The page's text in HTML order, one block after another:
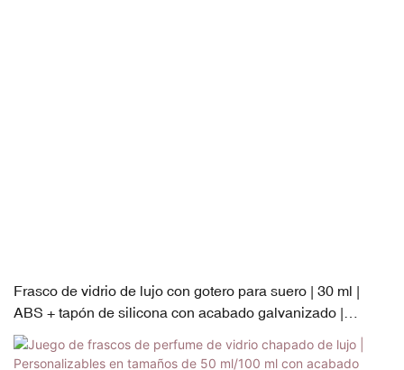
Frasco de vidrio de lujo con gotero para suero | 30 ml |
ABS + tapón de silicona con acabado galvanizado |
Totalmente personalizable